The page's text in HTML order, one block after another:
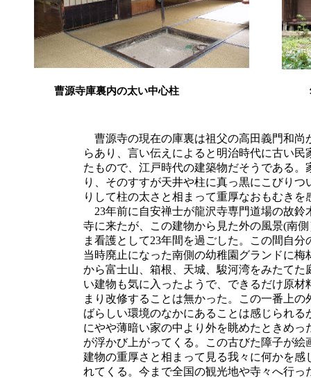
曹源寺庫裏内の太い中心柱
曹源寺の現在の庫裏は祖父の高田義門和尚
らあり、言い伝えによると明治時代に古い民
たもので、江戸時代の建築物だそうである。
り、そのすすが天井や柱に真っ黒にこびりつ
りして柱の太さと相まって重厚なおもむきを
23年前に自安禅士が龍沢寺専門道場の故鈴
寺に来たが、この建物から見た外の風景(南
ま看護として23年間を過ごした。この間自
当時廃止になった南側の幼稚園グランドに梅
から富士山、箱根、天城、駿河湾をみたてた
い建物も気に入ったようで、できるだけ原材
まり改修することは無かった。この一番上の
ばらしい環境のなかにあることは感じられる
にやや薄暗い家の中より外を眺めたときめっ
が浮かび上がってくる。この古びた障子が絵
建物の重厚さと相まって見る我々に何かを感
れてくる。今まで全国の観光地や寺々へ行っ